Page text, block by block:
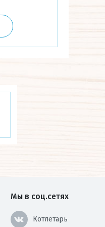
Мы в соц.сетях
Котлетарь